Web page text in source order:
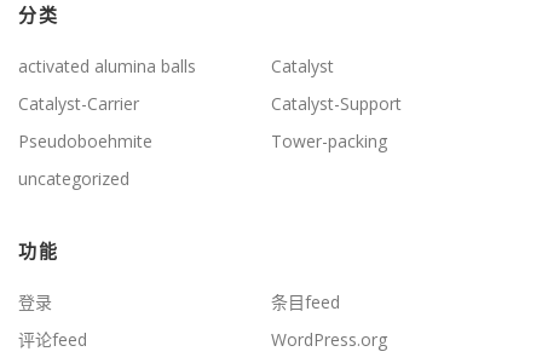
分类
activated alumina balls
Catalyst
Catalyst-Carrier
Catalyst-Support
Pseudoboehmite
Tower-packing
uncategorized
功能
登录
条目feed
评论feed
WordPress.org